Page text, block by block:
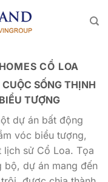
CỔ LOA
SỐNG THỊNH
TƯỢNG
dự án bất động
vóc biểu tượng,
lịch sử Cổ Loa. Tọa
bộ, dự án mang đến